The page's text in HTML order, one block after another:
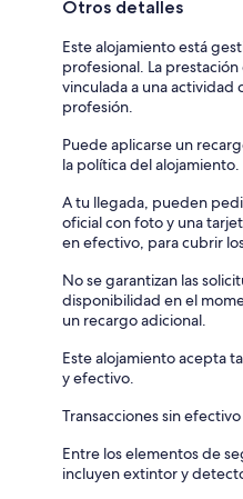
Otros detalles
Este alojamiento está
profesional. La
vinculada a una actividad
profesión.
Puede aplicarse un
la política del alojamiento.
A tu llegada, pueden
oficial con foto y una
en efectivo, para cubrir
No se garantizan las
disponibilidad en el
un recargo adicional.
Este alojamiento acepta
y efectivo.
Transacciones sin
Entre los elementos de
incluyen extintor y